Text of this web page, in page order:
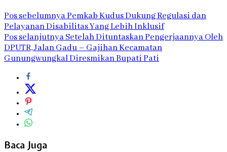
Pos sebelumnyaPemkab Kudus Dukung Regulasi dan
Pelayanan Disabilitas Yang Lebih Inklusif
Pos selanjutnyaSetelah Dituntaskan Pengerjaannya Oleh
DPUTR, Jalan Gadu – Gajihan Kecamatan
Gunungwungkal Diresmikan Bupati Pati
Baca Juga